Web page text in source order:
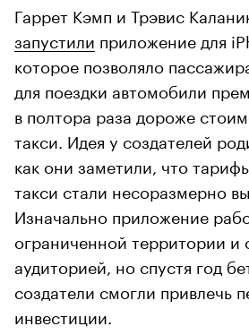
Гаррет Кэмп и Трэвис
запустили приложение для
которое позволяло
для поездки автомобили
в полтора раза дороже
такси. Идея у создателей
как они заметили, что
такси стали несоразмерно
Изначально приложение
ограниченной территории и
аудиторией, но спустя год
создатели смогли привлечь
инвестиции.